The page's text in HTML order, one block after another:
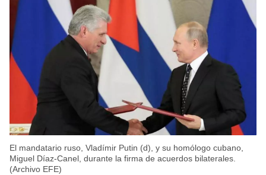
El mandatario ruso, Vladímir Putin (d), y su homólogo cubano,
Miguel Díaz-Canel, durante la firma de acuerdos bilaterales.
(Archivo EFE)